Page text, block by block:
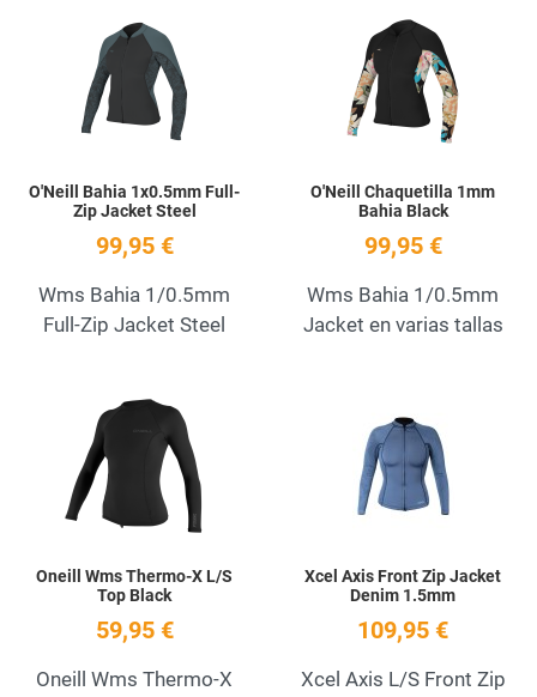
Añadir a la lista de deseos
O'Neill Bahia 1x0.5mm Full-
Zip Jacket Steel
99,95 €
Wms Bahia 1/0.5mm
Full-Zip Jacket Steel
O'Neill Chaquetilla 1mm
Bahia Black
99,95 €
Wms Bahia 1/0.5mm
Jacket en varias tallas
Oneill Wms Thermo-X L/S
Top Black
59,95 €
Oneill Wms Thermo-X
Xcel Axis Front Zip Jacket
Denim 1.5mm
109,95 €
Xcel Axis L/S Front Zip